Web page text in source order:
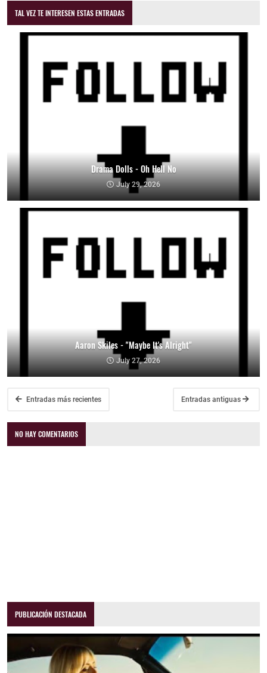
TAL VEZ TE INTERESEN ESTAS ENTRADAS
Drama Dolls - Oh Hell No
July 29, 2026
Aaron Skiles - "Maybe It's Alright"
July 27, 2026
Entradas más recientes Entradas antiguas
NO HAY COMENTARIOS
PUBLICACIÓN DESTACADA